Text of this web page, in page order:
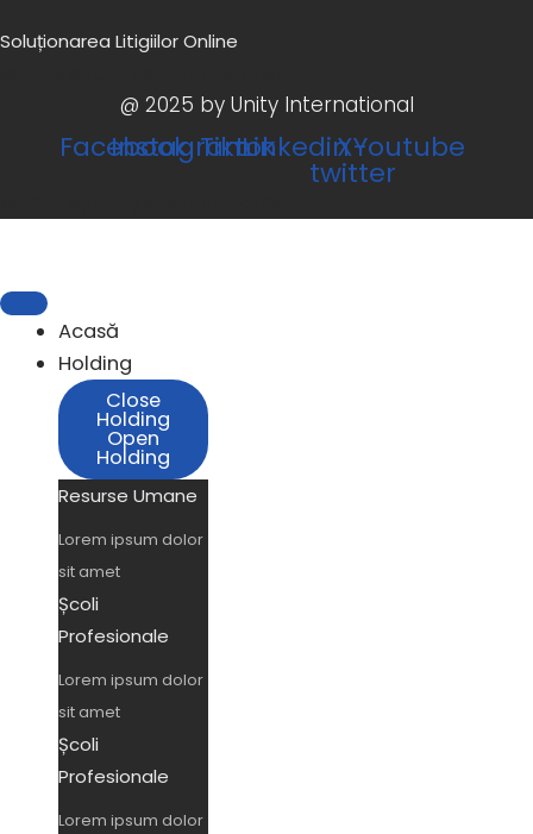
Soluționarea Litigiilor Online
@ 2025 by Unity International
Facebook
Instagram
TiktokLinkedinX-
twitter
Youtube
Acasă
Holding
Close
Holding
Open
Holding
Resurse Umane
Lorem ipsum dolor
sit amet
Școli
Profesionale
Lorem ipsum dolor
sit amet
Școli
Profesionale
Lorem ipsum dolor